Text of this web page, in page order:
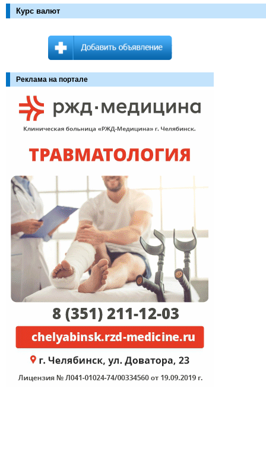
Курс валют
Реклама на портале